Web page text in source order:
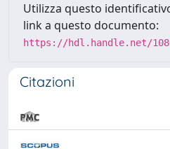
Utilizza questo
link a questo documento:
https://hdl.handle.net/
Citazioni